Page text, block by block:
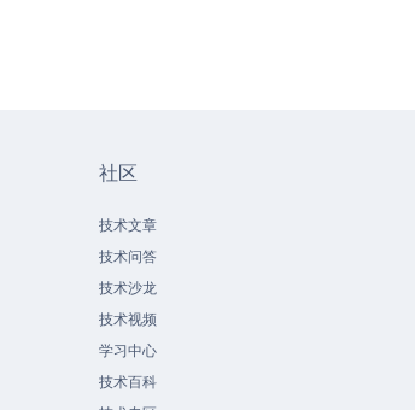
社区
技术文章
技术问答
技术沙龙
技术视频
学习中心
技术百科